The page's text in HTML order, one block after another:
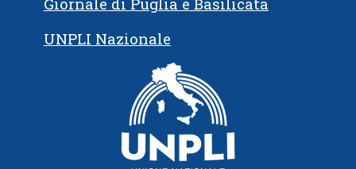
UNPLI Nazionale